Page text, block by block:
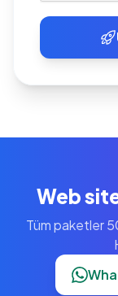
Web
Tüm paketler